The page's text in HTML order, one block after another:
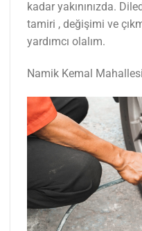
kadar yakınınızda.
tamiri , değişimi ve
yardımcı olalım.
Namik Kemal